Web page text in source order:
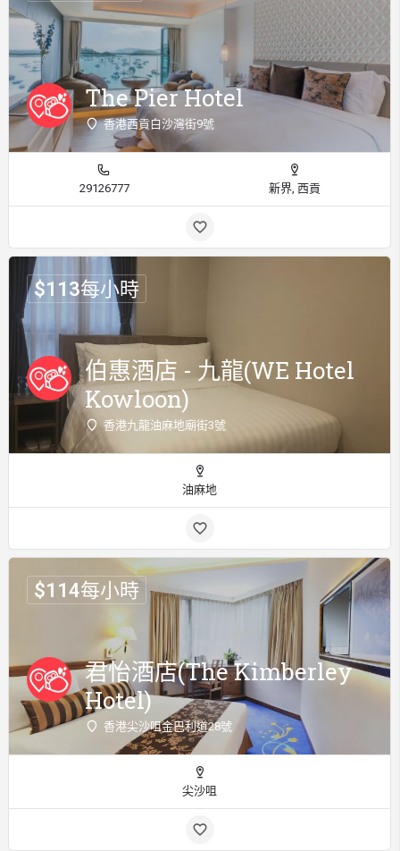
The Pier Hotel
香港西貢白沙灣街9號
29126777 新界, 西貢
伯惠酒店 - 九龍(WE Hotel
Kowloon)
香港九龍油麻地廟街3號
$113每小時
油麻地
君怡酒店(The Kimberley
Hotel)
香港尖沙咀金巴利道28號
$114每小時
尖沙咀